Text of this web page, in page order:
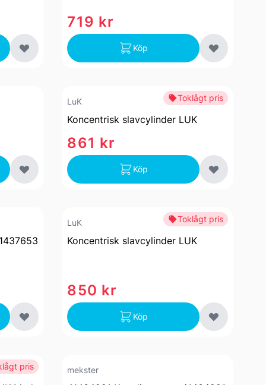
719 kr
Köp
Toklågt pris
LuK
Koncentrisk slavcylinder LUK
861 kr
Köp
Toklågt pris
LuK
Koncentrisk slavcylinder LUK
850 kr
Köp
pris mekster